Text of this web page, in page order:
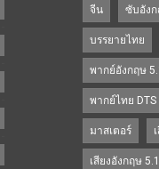
จีน ซับอังก
บรรยายไทย
พากย์อังกฤษ
พากย์ไทย DTS
มาสเตอร์
เสียงอังกฤษ 5.1